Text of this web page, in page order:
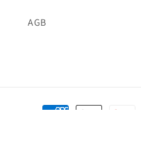
AGB
Zahlungsmethoden